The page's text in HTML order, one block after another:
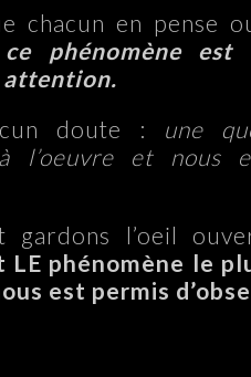
chacun en pense
ce phénomène est
doute : une
l’oeuvre et nous
gardons l’oeil
phénomène le
est permis